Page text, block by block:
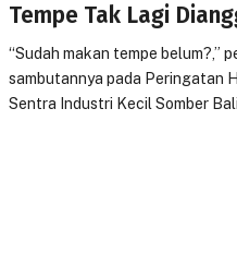
Tempe Tak Lagi
“Sudah makan tempe belum?,”
sambutannya pada Peringatan
Sentra Industri Kecil Somber